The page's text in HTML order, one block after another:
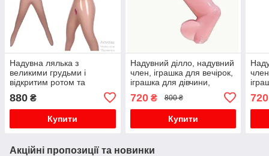
Надувна лялька з
великими грудьми і
відкритим ротом та
промежині
880 ₴
Купити
Надувний ділло, надувний
член, іграшка для вечірок,
іграшка для дівчини,
іграшка для холостяцьких
вечірок
720₴ 800 ₴
Купити
720
Акційні пропозиції та новинки